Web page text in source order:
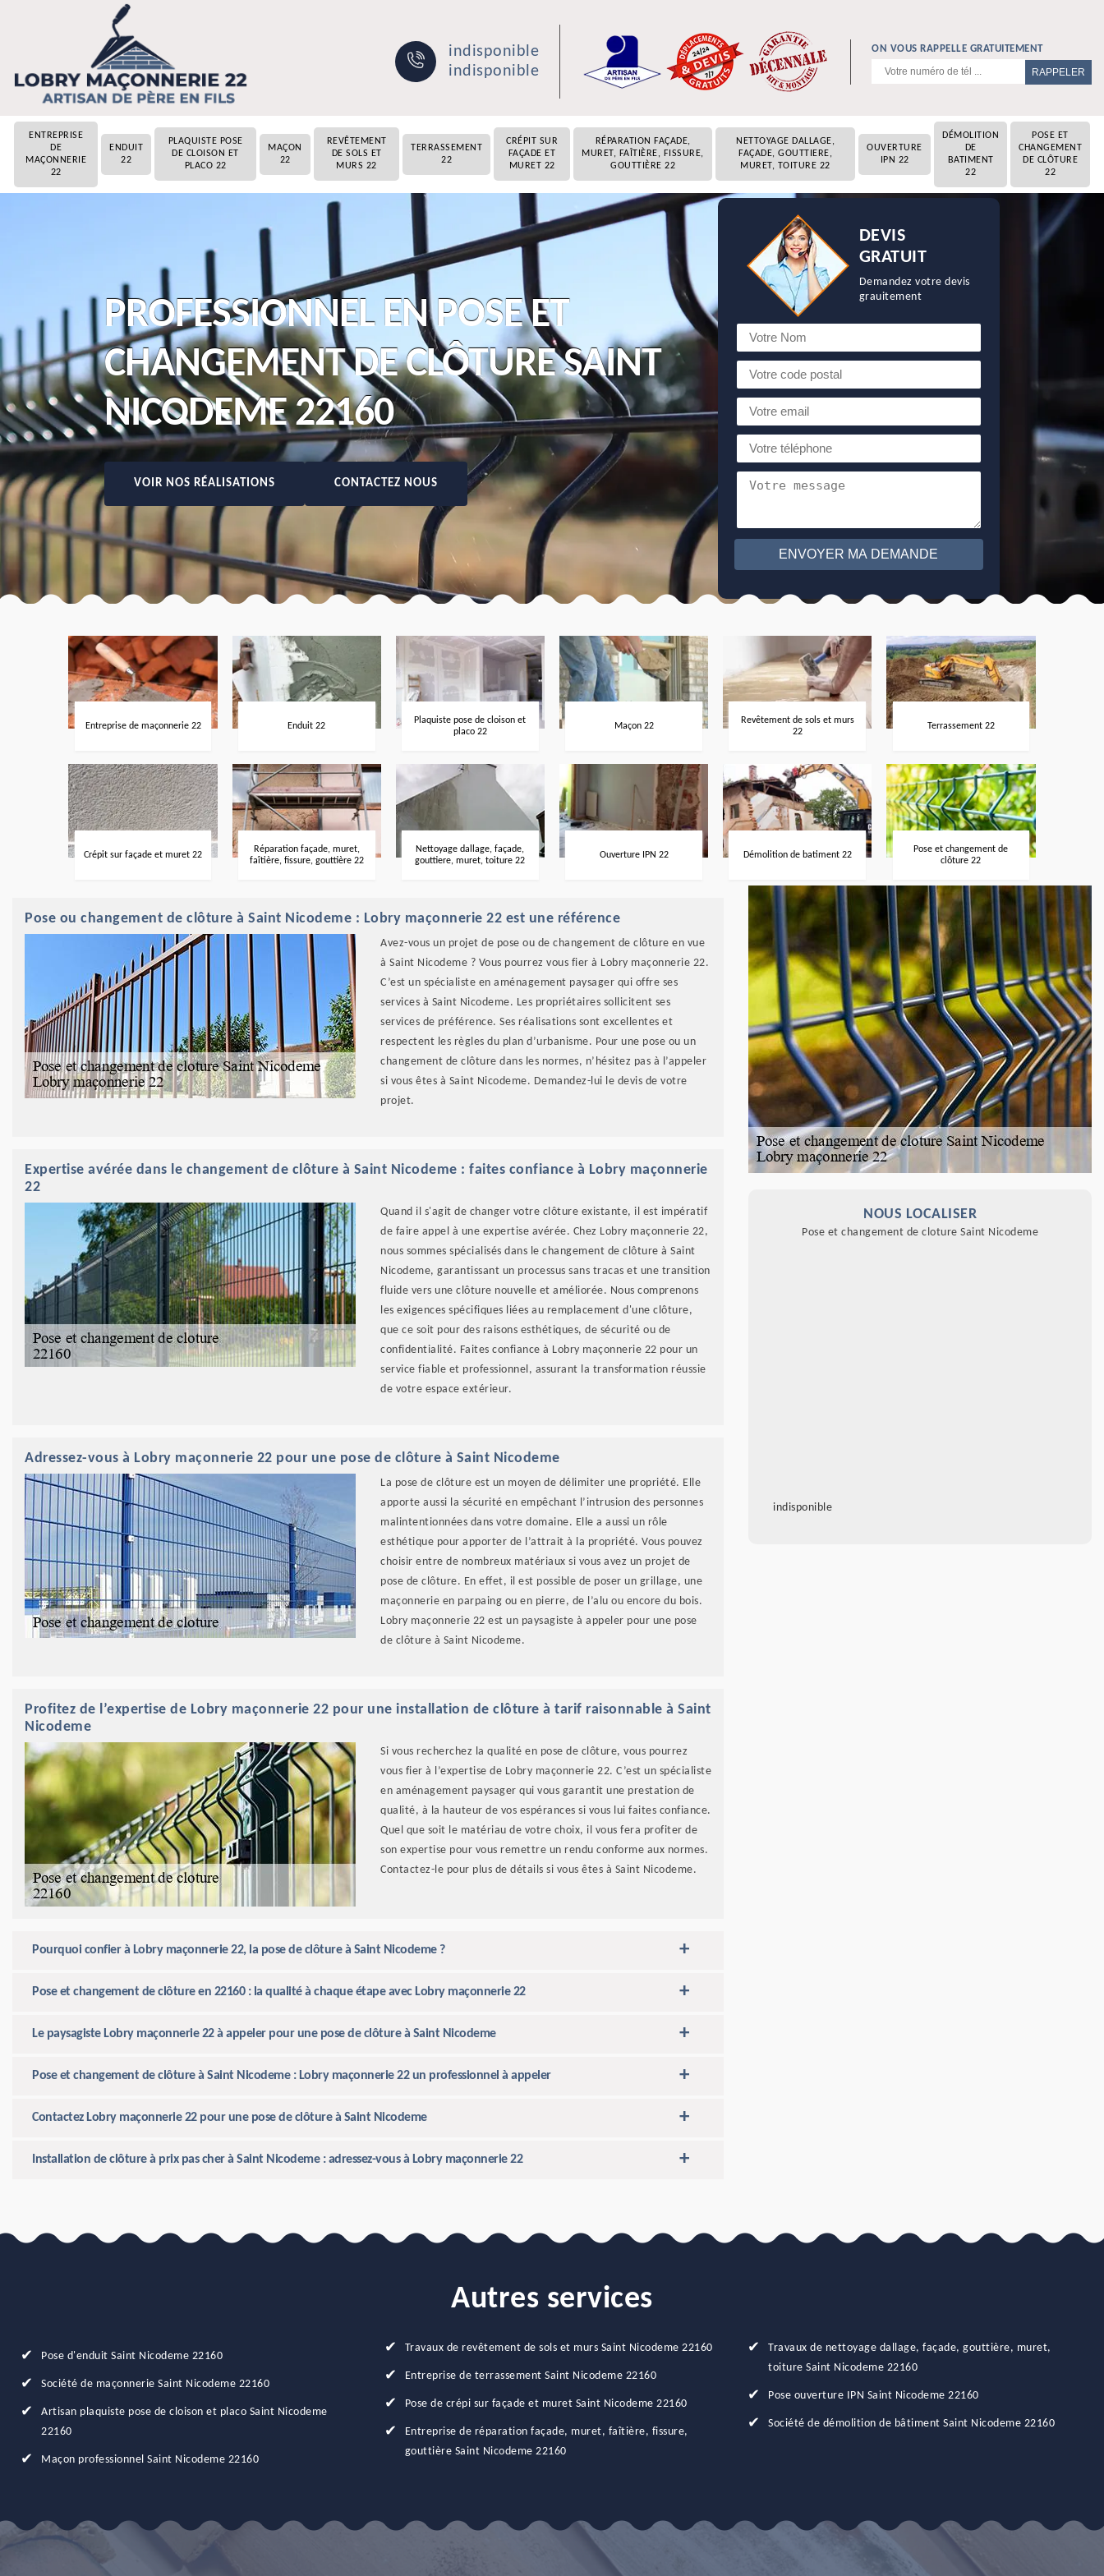
indisponible
indisponible
ON VOUS RAPPELLE GRATUITEMENT
ENTREPRISE
DE
MAÇONNERIE
22
ENDUIT
22
PLAQUISTE POSE
DE CLOISON ET
PLACO 22
MAÇON
22
REVÊTEMENT
DE SOLS ET
MURS 22
TERRASSEMENT
22
CRÉPIT SUR
FAÇADE ET
MURET 22
RÉPARATION FAÇADE,
MURET, FAÎTIÈRE, FISSURE,
GOUTTIÈRE 22
NETTOYAGE DALLAGE,
FAÇADE, GOUTTIERE,
MURET, TOITURE 22
OUVERTURE
IPN 22
DÉMOLITION
DE
BATIMENT
22
POSE ET
CHANGEMENT
DE CLÔTURE
22
PROFESSIONNEL EN POSE ET
CHANGEMENT DE CLÔTURE SAINT
NICODEME 22160
VOIR NOS RÉALISATIONS CONTACTEZ NOUS
DEVIS
GRATUIT
Demandez votre devis
grauitement
Entreprise de maçonnerie 22 Enduit 22
Plaquiste pose de cloison et
placo 22
Maçon 22
Revêtement de sols et murs
22
Terrassement 22
Crépit sur façade et muret 22
Réparation façade, muret,
faîtière, fissure, gouttière 22
Nettoyage dallage, façade,
gouttiere, muret, toiture 22
Ouverture IPN 22 Démolition de batiment 22
Pose et changement de
clôture 22
Pose ou changement de clôture à Saint Nicodeme : Lobry maçonnerie 22 est une référence
Avez-vous un projet de pose ou de changement de clôture en vue
à Saint Nicodeme ? Vous pourrez vous fier à Lobry maçonnerie 22.
C’est un spécialiste en aménagement paysager qui offre ses
services à Saint Nicodeme. Les propriétaires sollicitent ses
services de préférence. Ses réalisations sont excellentes et
respectent les règles du plan d’urbanisme. Pour une pose ou un
changement de clôture dans les normes, n’hésitez pas à l’appeler
si vous êtes à Saint Nicodeme. Demandez-lui le devis de votre
projet.
Expertise avérée dans le changement de clôture à Saint Nicodeme : faites confiance à Lobry maçonnerie
22
Quand il s'agit de changer votre clôture existante, il est impératif
de faire appel à une expertise avérée. Chez Lobry maçonnerie 22,
nous sommes spécialisés dans le changement de clôture à Saint
Nicodeme, garantissant un processus sans tracas et une transition
fluide vers une clôture nouvelle et améliorée. Nous comprenons
les exigences spécifiques liées au remplacement d'une clôture,
que ce soit pour des raisons esthétiques, de sécurité ou de
confidentialité. Faites confiance à Lobry maçonnerie 22 pour un
service fiable et professionnel, assurant la transformation réussie
de votre espace extérieur.
Adressez-vous à Lobry maçonnerie 22 pour une pose de clôture à Saint Nicodeme
La pose de clôture est un moyen de délimiter une propriété. Elle
apporte aussi la sécurité en empêchant l’intrusion des personnes
malintentionnées dans votre domaine. Elle a aussi un rôle
esthétique pour apporter de l’attrait à la propriété. Vous pouvez
choisir entre de nombreux matériaux si vous avez un projet de
pose de clôture. En effet, il est possible de poser un grillage, une
maçonnerie en parpaing ou en pierre, de l’alu ou encore du bois.
Lobry maçonnerie 22 est un paysagiste à appeler pour une pose
de clôture à Saint Nicodeme.
Profitez de l’expertise de Lobry maçonnerie 22 pour une installation de clôture à tarif raisonnable à Saint
Nicodeme
Si vous recherchez la qualité en pose de clôture, vous pourrez
vous fier à l’expertise de Lobry maçonnerie 22. C’est un spécialiste
en aménagement paysager qui vous garantit une prestation de
qualité, à la hauteur de vos espérances si vous lui faites confiance.
Quel que soit le matériau de votre choix, il vous fera profiter de
son expertise pour vous remettre un rendu conforme aux normes.
Contactez-le pour plus de détails si vous êtes à Saint Nicodeme.
Pourquoi confier à Lobry maçonnerie 22, la pose de clôture à Saint Nicodeme ?
Pose et changement de clôture en 22160 : la qualité à chaque étape avec Lobry maçonnerie 22
Le paysagiste Lobry maçonnerie 22 à appeler pour une pose de clôture à Saint Nicodeme
Pose et changement de clôture à Saint Nicodeme : Lobry maçonnerie 22 un professionnel à appeler
Contactez Lobry maçonnerie 22 pour une pose de clôture à Saint Nicodeme
Installation de clôture à prix pas cher à Saint Nicodeme : adressez-vous à Lobry maçonnerie 22
NOUS LOCALISER
Pose et changement de cloture Saint Nicodeme
indisponible
Autres services
Pose d'enduit Saint Nicodeme 22160
Société de maçonnerie Saint Nicodeme 22160
Artisan plaquiste pose de cloison et placo Saint Nicodeme
22160
Maçon professionnel Saint Nicodeme 22160
Travaux de revêtement de sols et murs Saint Nicodeme 22160
Entreprise de terrassement Saint Nicodeme 22160
Pose de crépi sur façade et muret Saint Nicodeme 22160
Entreprise de réparation façade, muret, faîtière, fissure,
gouttière Saint Nicodeme 22160
Travaux de nettoyage dallage, façade, gouttière, muret,
toiture Saint Nicodeme 22160
Pose ouverture IPN Saint Nicodeme 22160
Société de démolition de bâtiment Saint Nicodeme 22160